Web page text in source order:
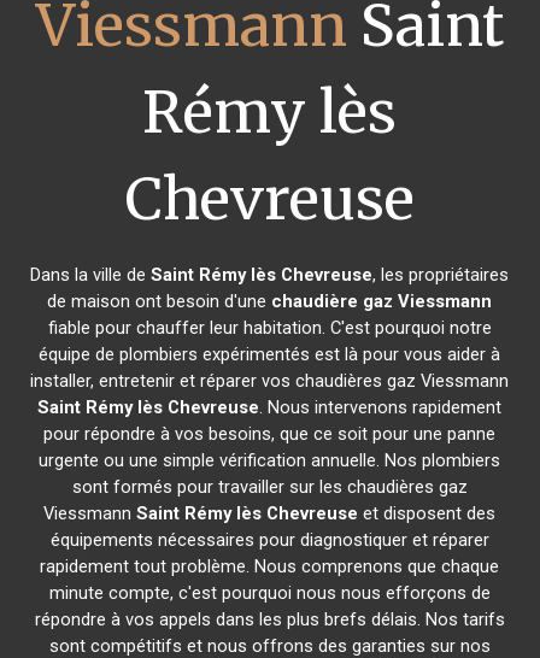
Viessmann Saint
Rémy lès
Chevreuse
Dans la ville deSaint Rémy lès Chevreuse, les propriétaires
de maison ont besoin d'une chaudière gaz Viessmann
fiable pour chauffer leur habitation. C'est pourquoi notre
équipe de plombiers expérimentés est là pour vous aider à
installer, entretenir et réparer vos chaudières gaz Viessmann
Saint Rémy lès Chevreuse. Nous intervenons rapidement
pour répondre à vos besoins, que ce soit pour une panne
urgente ou une simple vérification annuelle. Nos plombiers
sont formés pour travailler sur les chaudières gaz
ViessmannSaint Rémy lès Chevreuse et disposent des
équipements nécessaires pour diagnostiquer et réparer
rapidement tout problème. Nous comprenons que chaque
minute compte, c'est pourquoi nous nous efforçons de
répondre à vos appels dans les plus brefs délais. Nos tarifs
sont compétitifs et nous offrons des garanties sur nos